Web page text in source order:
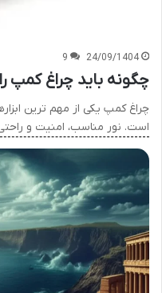
24/09/1404
9
چگونه باید چراغ کمپ
چراغ کمپ یکی از مهم ترین
است. نور مناسب، امنیت و